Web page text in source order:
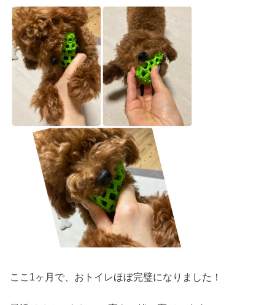
ここ1ヶ月で、おトイレほぼ完璧になりました！